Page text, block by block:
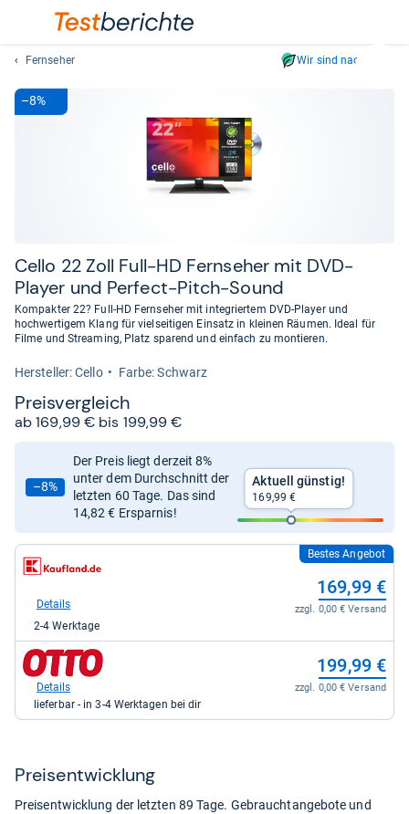
sich
Fernseher Wir sind nachhaltig
–8%
Cello 22 Zoll Full-​HD Fern­se­her mit DVD-​
Player und Per­fect-​Pitch-​Sound
Kompakter 22? Full-HD Fernseher mit integriertem DVD-Player und
hochwertigem Klang für vielseitigen Einsatz in kleinen Räumen. Ideal für
Filme und Streaming, Platz sparend und einfach zu montieren.
Her­stel­ler: Cello Farbe: Schwarz
Preis­ver­gleich
ab 169,99 € bis 199,99 €
–8%
Der Preis liegt derzeit 8%
unter dem Durchschnitt der
letzten 60 Tage. Das sind
14,82 € Ersparnis!
Aktuell günstig!
169,99 €
zum
Shop:
Kaufland
169,99
kaufen.
Bestes Angebot
169,99 €
zzgl. 0,00 € Versand
Details
2-4 Werktage
zum
Shop:
Otto.de
199,99 €
zzgl. 0,00 € Versand
Details
lieferbar - in 3-4 Werktagen bei dir
Preis­ent­wick­lung
Preisentwicklung der letzten 89 Tage. Gebrauchtangebote und